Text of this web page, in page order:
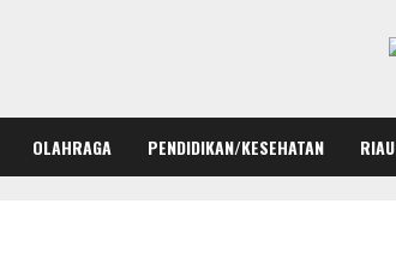
OLAHRAGA PENDIDIKAN/KESEHATAN RIAU